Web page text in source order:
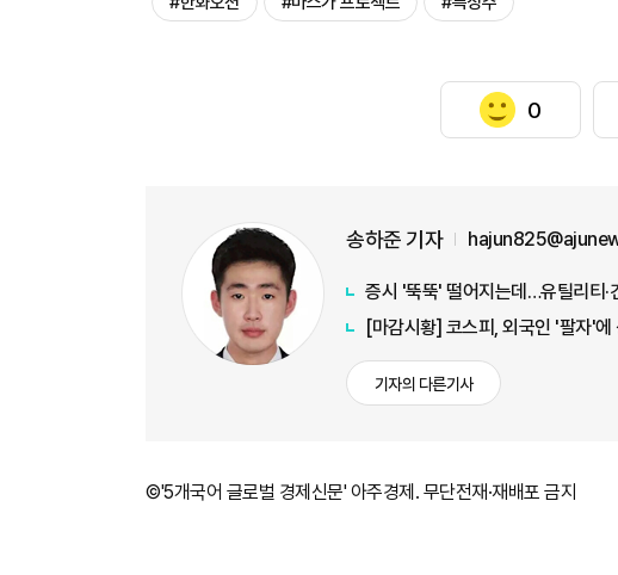
0
송하준 기자
증시 '뚝뚝' 떨어지는데…유틸리티·
[마감시황] 코스피, 외국인 '팔자'
기자의 다른기사
©'5개국어 글로벌 경제신문' 아주경제. 무단전재·재배포 금지